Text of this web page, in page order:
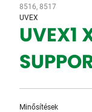
8516, 8517
UVEX
UVEX1
Minősítések